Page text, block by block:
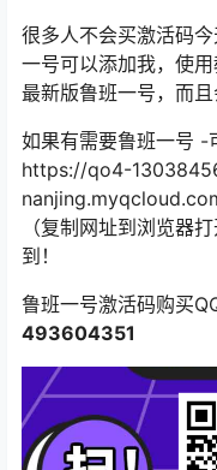
很多人不会买激活码
一号可以添加我，使
最新版鲁班一号，而且
如果有需要鲁班一号 -
https://qo4-
（复制网址到浏览器打
到！
鲁班一号激活码购买
493604351